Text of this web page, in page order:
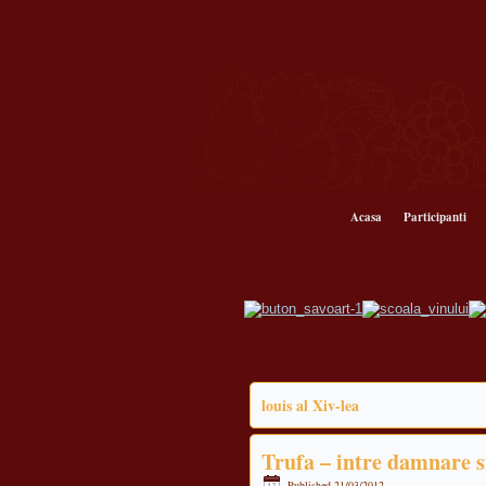
Acasa Participanti
louis al Xiv-lea
Trufa – intre damnare